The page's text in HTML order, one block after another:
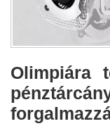
Olimpiára